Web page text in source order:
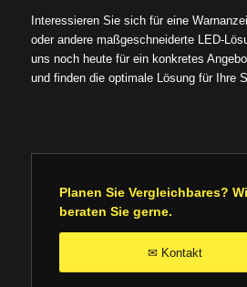
Interessieren Sie sich für eine
oder andere maßgeschneiderte LED-
uns noch heute für ein konkretes
und finden die optimale Lösung für Ihre
Planen Sie Vergleichbares?
beraten Sie gerne.
✉ Kontakt